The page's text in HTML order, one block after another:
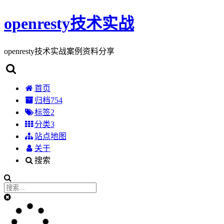
openresty技术实战
openresty技术实战案例资料分享
首页
归档754
标签2
分类3
站点地图
关于
搜索